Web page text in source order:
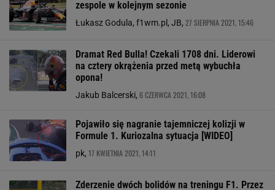
zespole w kolejnym sezonie
Łukasz Godula, f1wm.pl, JB, 27 SIERPNIA 2021, 15:46
Dramat Red Bulla! Czekali 1708 dni. Liderowi
na cztery okrążenia przed metą wybuchła
opona!
Jakub Balcerski, 6 CZERWCA 2021, 16:08
Pojawiło się nagranie tajemniczej kolizji w
Formule 1. Kuriozalna sytuacja [WIDEO]
pk, 17 KWIETNIA 2021, 14:11
Zderzenie dwóch bolidów na treningu F1. Przez